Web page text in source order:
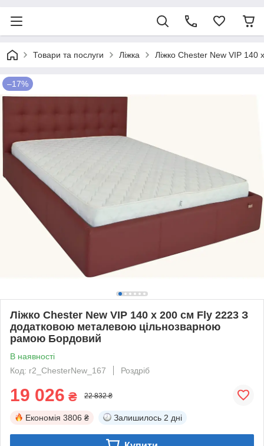
Товари та послуги Ліжка Ліжко Chester New VIP
–17%
Ліжко Chester New VIP 140 х 200 см Fly 2223 З
додатковою металевою цільнозварною
рамою Бордовий
В наявності
Код: r2_ChesterNew_167
Роздріб
19 026 ₴ 22 832 ₴
Економія 3806 ₴ Залишилось 2 дні